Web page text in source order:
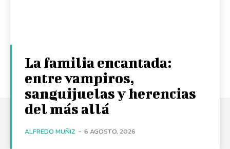
La familia encantada:
entre vampiros,
sanguijuelas y herencias
del más allá
ALFREDO MUÑIZ - 6 AGOSTO, 2026